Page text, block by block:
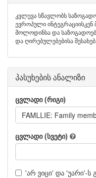
კვლევა სწავლობს
ევროპული ინტეგრაციისკენ
მოლოდინსა და
და ღირებულებებისა
პასუხების ანალიზი
ცვლადი (რიგი)
FAMLLIE: Family
ცვლადი (სვეტი)
'არ ვიცი' და 'უარი'-ს